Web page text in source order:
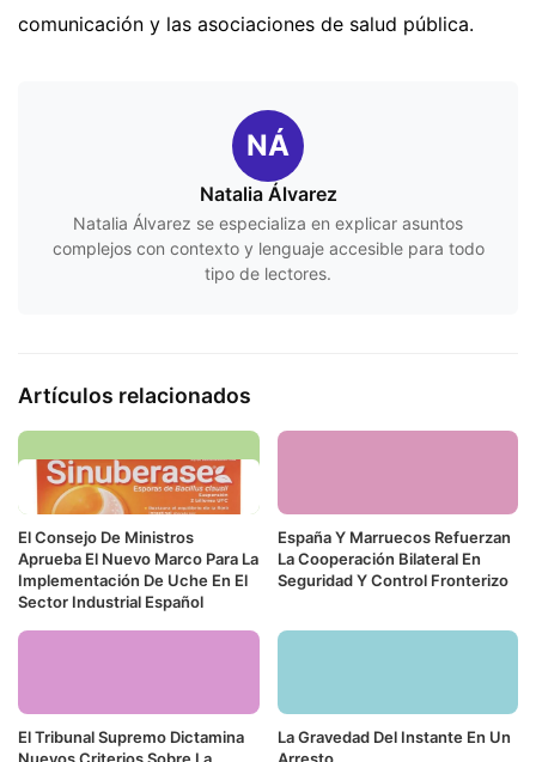
comunicación y las asociaciones de salud pública.
NÁ
Natalia Álvarez
Natalia Álvarez se especializa en explicar asuntos
complejos con contexto y lenguaje accesible para todo
tipo de lectores.
Artículos relacionados
El Consejo De Ministros
Aprueba El Nuevo Marco Para La
Implementación De Uche En El
Sector Industrial Español
España Y Marruecos Refuerzan
La Cooperación Bilateral En
Seguridad Y Control Fronterizo
El Tribunal Supremo Dictamina
Nuevos Criterios Sobre La
La Gravedad Del Instante En Un
Arresto